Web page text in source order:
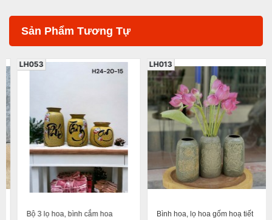
Sản Phẩm Tương Tự
Bộ 3 lọ hoa, bình cắm hoa
LH053
Bình hoa, lọ hoa gốm hoạ tiết
LH013